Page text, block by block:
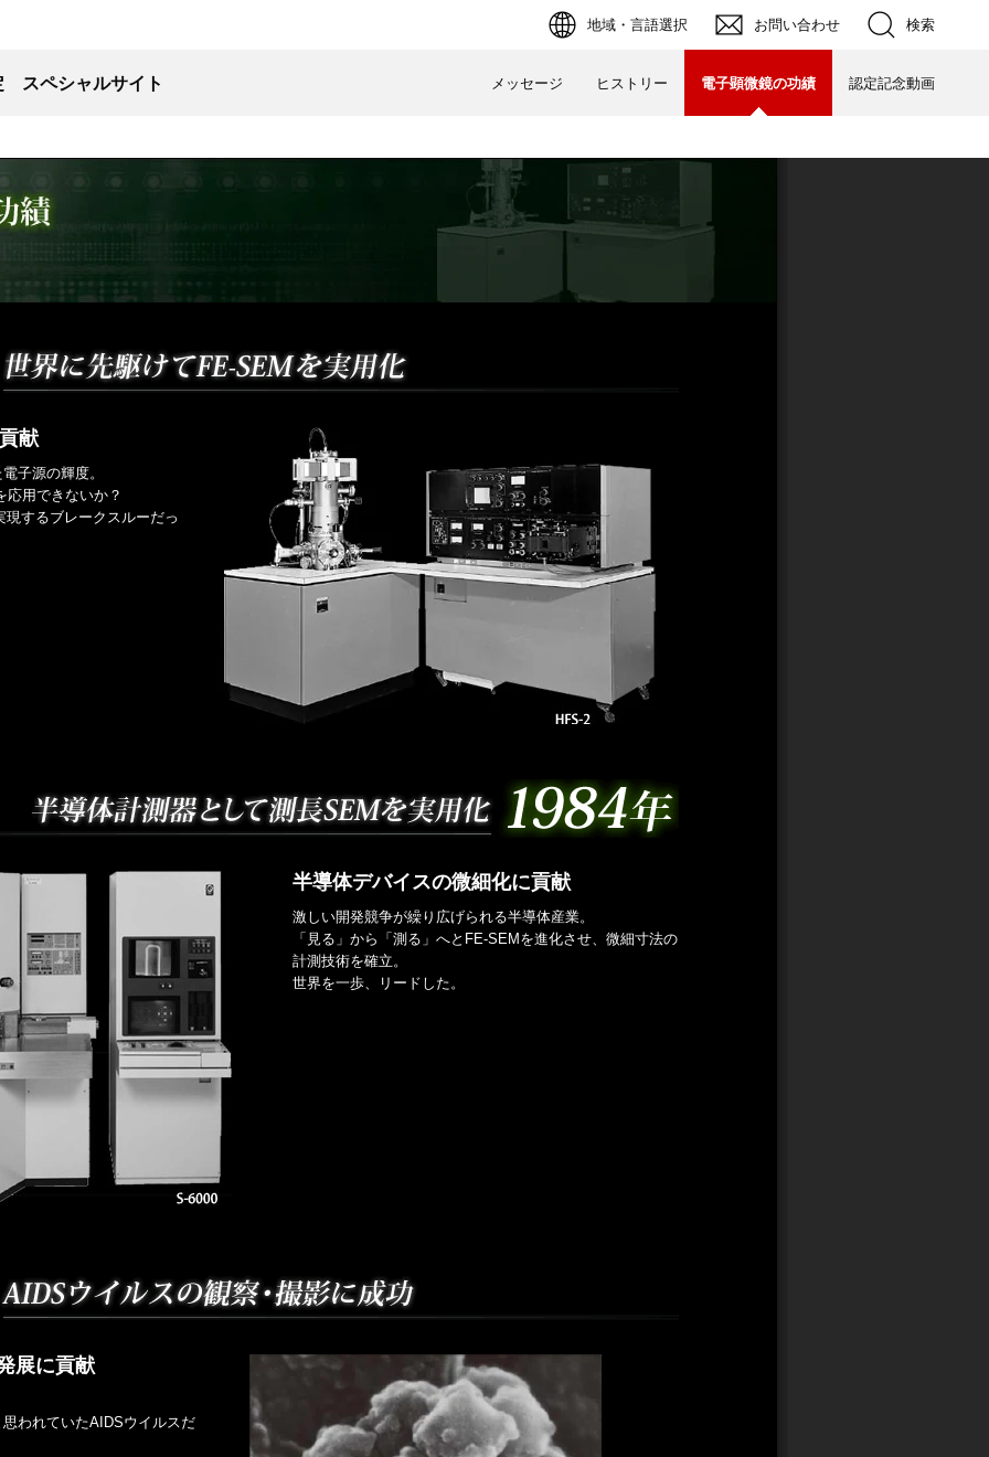
地域・言語選択 お問い合わせ 検索
スペシャルサイト メッセージ ヒストリー 電子顕微鏡の功績 認定記念動画
献
子源の輝度。
応用できないか？
するブレークスルーだっ
半導体デバイスの微細化に貢献
激しい開発競争が繰り広げられる半導体産業。
「見る」から「測る」へとFE-SEMを進化させ、微細寸法の
計測技術を確立。
世界を一歩、リードした。
展に貢献
われていたAIDSウイルスだ